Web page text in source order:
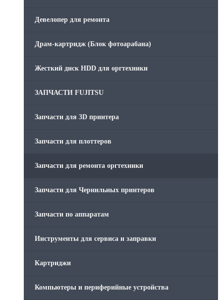
Девелопер для ремонта
Драм-картридж (Блок фотоарабана)
Жесткий диск HDD для оргтехники
ЗАПЧАСТИ FUJITSU
Запчасти для 3D принтера
Запчасти для плоттеров
Запчасти для ремонта оргтехники
Запчасти для Чернильных принтеров
Запчасти по аппаратам
Инструменты для сервиса и заправки
Картриджи
Компьютеры и периферийные устройства